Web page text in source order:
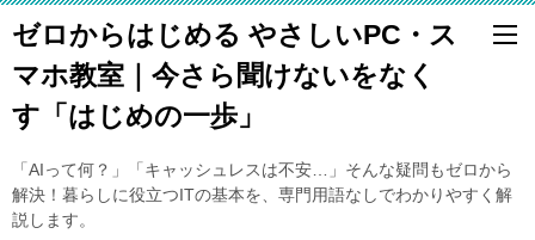
ゼロからはじめる やさしいPC・ス
マホ教室｜今さら聞けないをなく
す「はじめの一歩」
「AIって何？」「キャッシュレスは不安…」そんな疑問もゼロから
解決！暮らしに役立つITの基本を、専門用語なしでわかりやすく解
説します。